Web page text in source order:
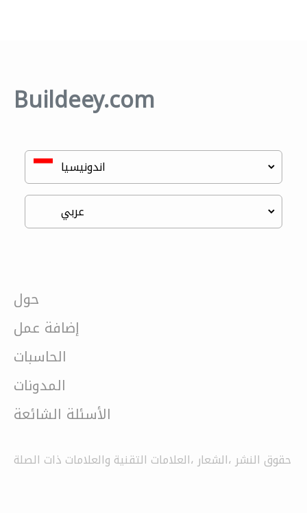
Buildeey.com
حول
إضافة عمل
الحاسبات
المدونات
الأسئلة الشائعة
حقوق النشر ،الشعار ،العلامات التقنية والعلامات ذات الصلة